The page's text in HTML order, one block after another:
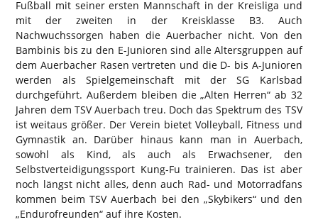
Fußball mit seiner ersten Mannschaft in der Kreisliga und
mit der zweiten in der Kreisklasse B3. Auch
Nachwuchssorgen haben die Auerbacher nicht. Von den
Bambinis bis zu den E-Junioren sind alle Altersgruppen auf
dem Auerbacher Rasen vertreten und die D- bis A-Junioren
werden als Spielgemeinschaft mit der SG Karlsbad
durchgeführt. Außerdem bleiben die „Alten Herren“ ab 32
Jahren dem TSV Auerbach treu. Doch das Spektrum des TSV
ist weitaus größer. Der Verein bietet Volleyball, Fitness und
Gymnastik an. Darüber hinaus kann man in Auerbach,
sowohl als Kind, als auch als Erwachsener, den
Selbstverteidigungssport Kung-Fu trainieren. Das ist aber
noch längst nicht alles, denn auch Rad- und Motorradfans
kommen beim TSV Auerbach bei den „Skybikers“ und den
„Endurofreunden“ auf ihre Kosten.